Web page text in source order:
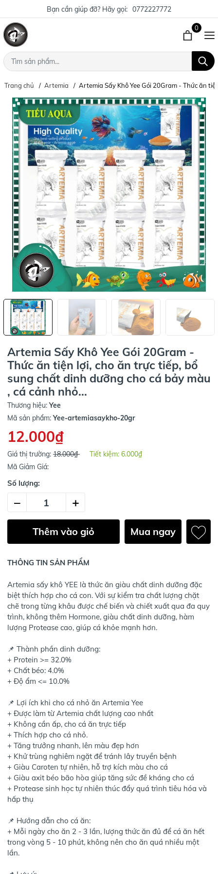
Bạn cần giúp đỡ? Hãy gọi: 0772227772
0
Trang chủ Artemia Artemia Sấy Khô Yee Gói 20Gram - Thức ăn
Artemia Sấy Khô Yee Gói 20Gram -
Thức ăn tiện lợi, cho ăn trực tiếp, bổ
sung chất dinh dưỡng cho cá bảy màu
, cá cảnh nhỏ...
Thương hiệu:Yee
Mã sản phẩm:Yee-artemiasaykho-20gr
12.000₫
Giá thị trường: 18.000₫ Tiết kiệm: 6.000₫
Mã Giảm Giá:
Số lượng:
– +
Thêm vào giỏ Mua ngay
THÔNG TIN SẢN PHẨM
Artemia sấy khô YEE là thức ăn giàu chất dinh dưỡng đặc
biệt thích hợp cho cá con. Với sự kiểm tra chất lượng chặt
chẽ trong từng khâu được chế biến và chiết xuất qua đa quy
trình, không thêm Hormone, giàu chất dinh dưỡng, hàm
lượng Protease cao, giúp cá khỏe mạnh hơn.
📌 Thành phần dinh dưỡng:
+ Protein >= 32.0%
+ Chất béo: 4.0%
+ Độ ẩm <= 10.0%
📌 Lợi ích khi cho cá nhỏ ăn Artemia Yee
+ Được làm từ Artemia chất lượng cao nhất
+ Không cần ấp, cho cá ăn trực tiếp
+ Thích hợp cho cá nhỏ.
+ Tăng trưởng nhanh, lên màu đẹp hơn
+ Khử trùng nghiêm ngặt để tránh lây truyền bệnh
+ Giàu Caroten tự nhiên, hỗ trợ kích màu cho cá
+ Giàu axit béo bão hòa giúp tăng sức đề kháng cho cá
+ Protease sinh học tự nhiên thúc đẩy quá trình tiêu hóa và
hấp thụ
📌 Hướng dẫn cho cá ăn:
+ Mỗi ngày cho ăn 2 - 3 lần, lượng thức ăn đủ để cá ăn hết
trong vòng 5 - 10 phút, không nên cho ăn quá nhiều một
lần.